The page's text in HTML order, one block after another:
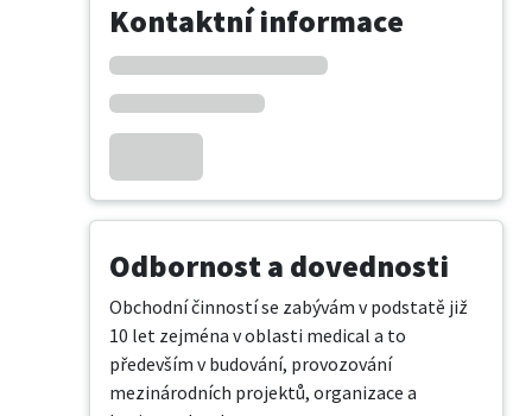
Kontaktní informace
Odbornost a dovednosti
Obchodní činností se zabývám v podstatě již
10 let zejména v oblasti medical a to
především v budování, provozování
mezinárodních projektů, organizace a